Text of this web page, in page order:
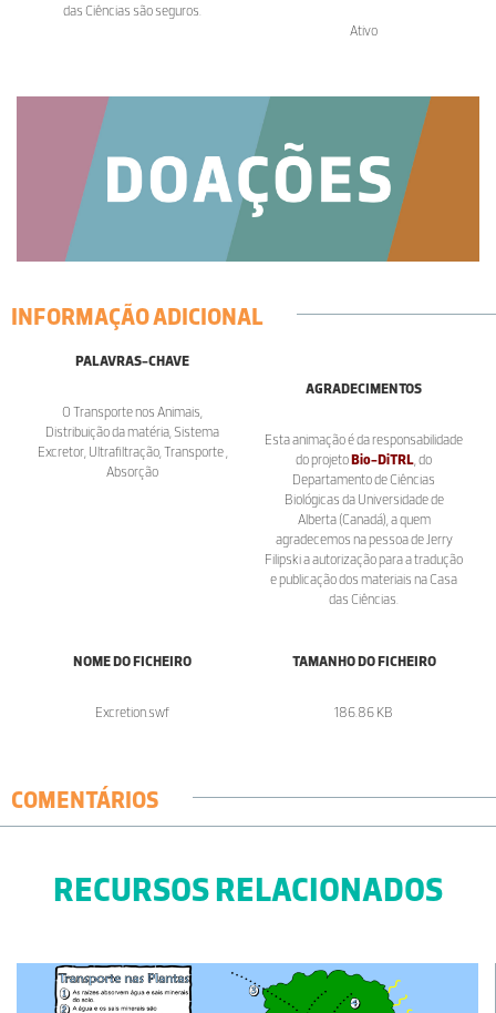
das Ciências são seguros.
Ativo
INFORMAÇÃO ADICIONAL
PALAVRAS-CHAVE
O Transporte nos Animais,
Distribuição da matéria, Sistema
Excretor, Ultrafiltração, Transporte ,
Absorção
AGRADECIMENTOS
Esta animação é da responsabilidade
do projetoBio-DiTRL, do
Departamento de Ciências
Biológicas da Universidade de
Alberta (Canadá), a quem
agradecemos na pessoa de Jerry
Filipski a autorização para a tradução
e publicação dos materiais na Casa
das Ciências.
NOME DO FICHEIRO
Excretion.swf
TAMANHO DO FICHEIRO
186.86 KB
COMENTÁRIOS
RECURSOS RELACIONADOS